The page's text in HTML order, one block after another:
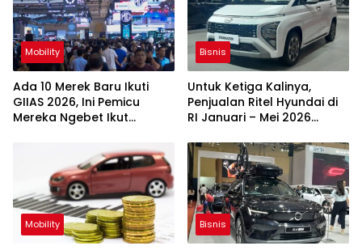
Mobility
Ada 10 Merek Baru Ikuti
GIIAS 2026, Ini Pemicu
Mereka Ngebet Ikut
Bisnis
Untuk Ketiga Kalinya,
Penjualan Ritel Hyundai di
RI Januari – Mei 2026
Mobility Bisnis